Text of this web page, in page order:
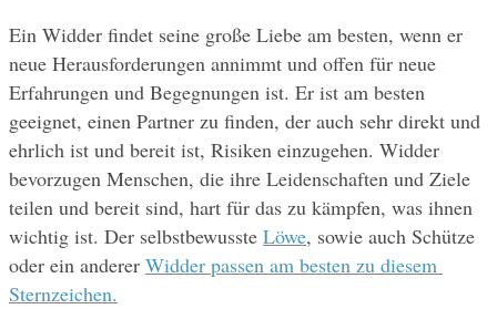
Ein Widder findet seine große Liebe am besten, wenn er
neue Herausforderungen annimmt und offen für neue
Erfahrungen und Begegnungen ist. Er ist am besten
geeignet, einen Partner zu finden, der auch sehr direkt und
ehrlich ist und bereit ist, Risiken einzugehen. Widder
bevorzugen Menschen, die ihre Leidenschaften und Ziele
teilen und bereit sind, hart für das zu kämpfen, was ihnen
wichtig ist. Der selbstbewusste Löwe, sowie auch Schütze
oder ein anderer Widder passen am besten zu diesem
Sternzeichen.